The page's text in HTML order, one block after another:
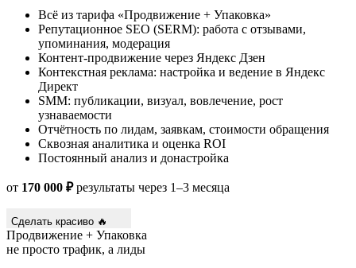
Всё из тарифа «Продвижение + Упаковка»
Репутационное SEO (SERM): работа с отзывами,
упоминания, модерация
Контент-продвижение через Яндекс Дзен
Контекстная реклама: настройка и ведение в Яндекс
Директ
SMM: публикации, визуал, вовлечение, рост
узнаваемости
Отчётность по лидам, заявкам, стоимости обращения
Сквозная аналитика и оценка ROI
Постоянный анализ и донастройка
от 170 000 ₽результаты через 1–3 месяца
Сделать красиво 🔥
Продвижение + Упаковка
не просто трафик, а лиды